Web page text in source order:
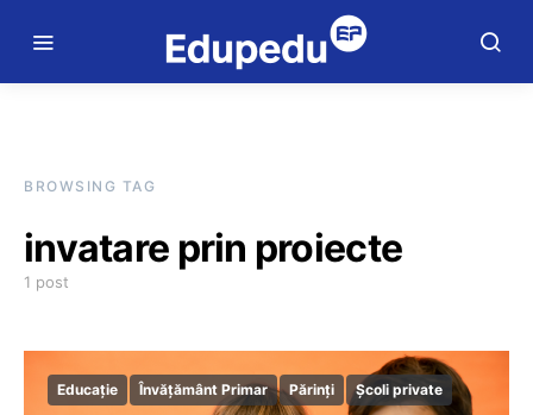
BROWSING TAG
invatare prin proiecte
1 post
Educație Învățământ Primar Părinți Școli private